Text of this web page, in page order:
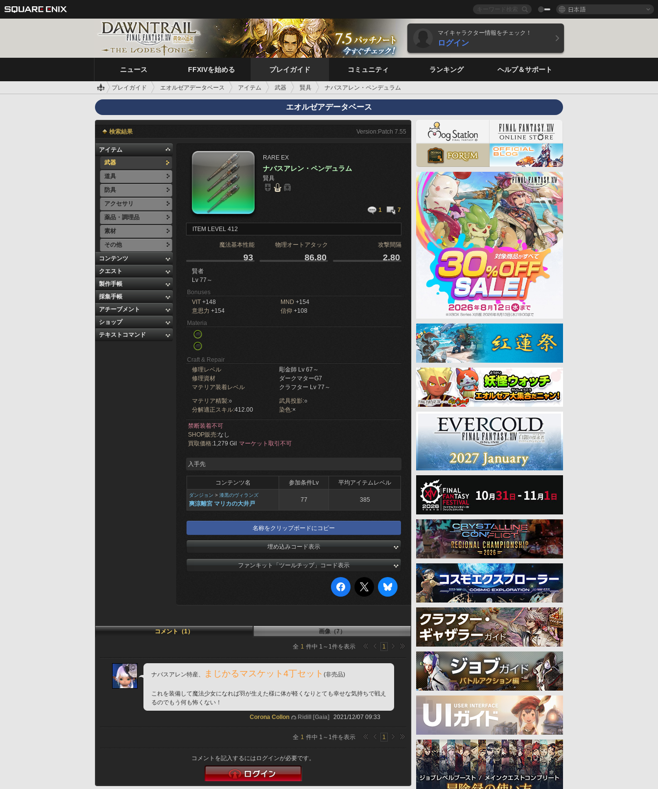
日本語
マイキャラクター情報をチェック！
ログイン
ニュース FFXIVを始める プレイガイド コミュニティ ランキング ヘルプ＆サポート
プレイガイド エオルゼアデータベース アイテム 武器 賢具 ナバスアレン・ペンデュラム
エオルゼアデータベース
検索結果 Version:Patch 7.55
アイテム
武器
道具
防具
アクセサリ
薬品・調理品
素材
その他
コンテンツ
クエスト
製作手帳
採集手帳
アチーブメント
ショップ
テキストコマンド
RARE EX
ナバスアレン・ペンデュラム
賢具
1 7
ITEM LEVEL 412
魔法基本性能 物理オートアタック 攻撃間隔
93 86.80 2.80
賢者
Lv 77～
Bonuses
VIT +148 MND +154
意思力 +154 信仰 +108
Materia
Craft & Repair
修理レベル
彫金師 Lv 67～
修理資材
ダークマターG7
マテリア装着レベル
クラフター Lv 77～
マテリア精製:○ 武具投影:○
分解適正スキル:412.00 染色:×
禁断装着不可
SHOP販売:なし
買取価格:1,279 Gil マーケット取引不可
入手先
コンテンツ名 参加条件Lv 平均アイテムレベル
ダンジョン > 漆黒のヴィランズ
爽涼離宮 マリカの大井戸
77 385
名称をクリップボードにコピー
埋め込みコード表示
ファンキット「ツールチップ」コード表示
コメント（1） 画像（7）
全 1 件中 1 ～ 1件を表示 1
ナバスアレン特産、 まじかるマスケット4丁セット (非売品)
これを装備して魔法少女になれば羽が生えた様に体が軽くなりとても幸せな気持ちで戦え
るのでもう何も怖くない！
Corona Collon Ridill [Gaia] 2021/12/07 09:33
全 1 件中 1 ～ 1件を表示 1
コメントを記入するにはログインが必要です。